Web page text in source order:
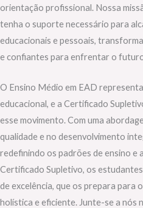
orientação profissional. Nossa
tenha o suporte necessário para
educacionais e pessoais,
e confiantes para enfrentar o
O Ensino Médio em EAD
educacional, e a Certificado
esse movimento. Com uma
qualidade e no desenvolvimento
redefinindo os padrões de ensino e
Certificado Supletivo, os
de excelência, que os prepara para
holística e eficiente. Junte-se a nós